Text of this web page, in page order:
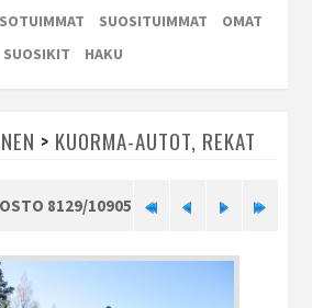
SUOSITUIMMAT
OMAT
SUOSIKIT
HAKU
> KUORMA-AUTOT, REKAT
8129/10905